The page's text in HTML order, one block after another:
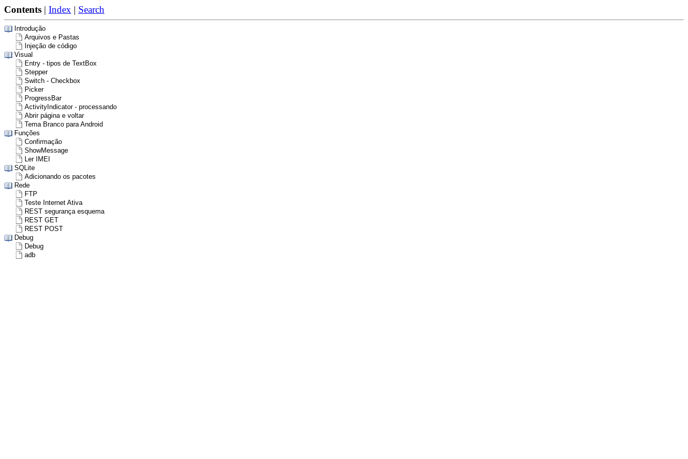
Contents | Index | Search
Introdução
Arquivos e Pastas
Injeção de código
Visual
Entry - tipos de TextBox
Stepper
Switch - Checkbox
Picker
ProgressBar
ActivityIndicator - processando
Abrir página e voltar
Tema Branco para Android
Funções
Confirmação
ShowMessage
Ler IMEI
SQLite
Adicionando os pacotes
Rede
FTP
Teste Internet Ativa
REST segurança esquema
REST GET
REST POST
Debug
Debug
adb